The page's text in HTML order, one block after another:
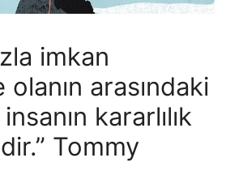
imkan
arasındaki
kararlılık
Tommy